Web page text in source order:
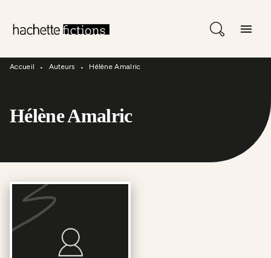
menu
Accueil • Auteurs • Hélène Amalric
Hélène Amalric